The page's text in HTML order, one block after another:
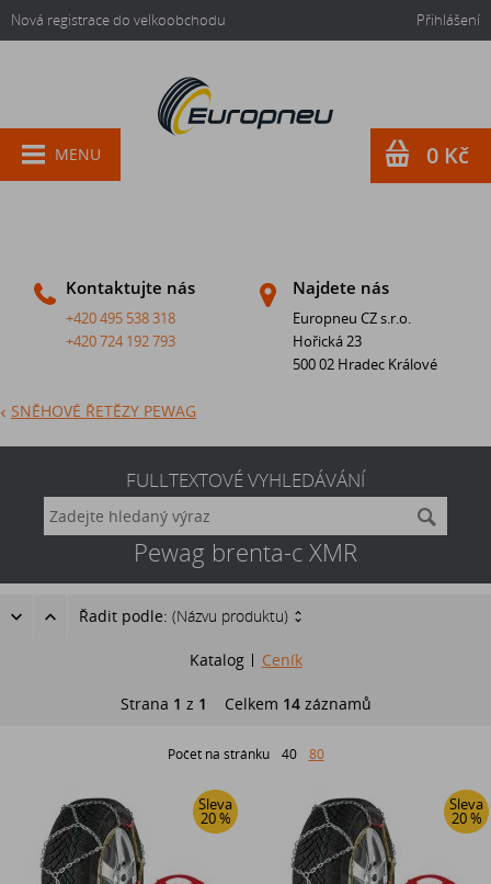
Nová registrace do velkoobchodu Přihlášení
Kontaktujte nás
+420 495 538 318
+420 724 192 793
Najdete nás
Europneu CZ s.r.o.
Hořická 23
500 02 Hradec Králové
MENU 0 Kč
SNĚHOVÉ ŘETĚZY PEWAG
FULLTEXTOVÉ VYHLEDÁVÁNÍ
Pewag brenta-c XMR
Řadit podle: (Názvu produktu)
Katalog Ceník
Strana 1 z 1 Celkem 14záznamů
Počet na stránku 40 80
Sleva
20 %
Sleva
20 %